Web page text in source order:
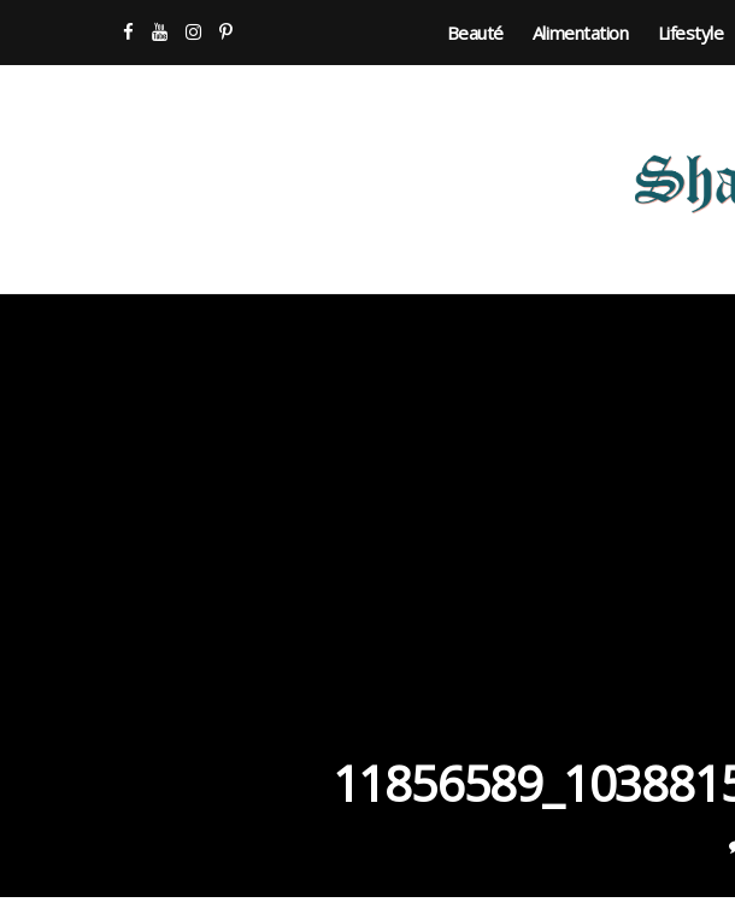
Beauté Alimentation Lifestyle